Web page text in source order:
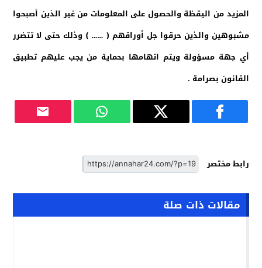
المزيد من اليقظة والحصول على المعلومات من غير الذين أصبحوا
مشبوهين والذين حرقوا جل أوراقهم ( …… ) وذلك حتى لا تتضرر
أي جهة مسؤولة ويتم اتهامها بحماية من يجب عليهم تطبيق
القانون بصرامة .
رابط مختصر
مقالات ذات صلة